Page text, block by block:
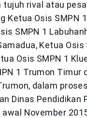
tujuh rival atau
Ketua Osis SMPN
SMPN 1
Ketua Osis
Osis SMPN 1
1 Trumon Timur
dalam
Dinas Pendidikan
awal November